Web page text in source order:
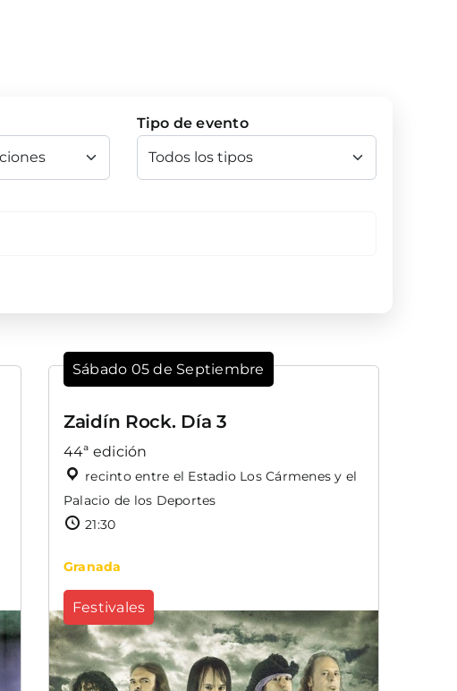
Tipo de evento
Sábado 05 de Septiembre
Zaidín Rock. Día 3
44ª edición
recinto entre el Estadio Los Cármenes y el
Palacio de los Deportes
21:30
Granada
Festivales